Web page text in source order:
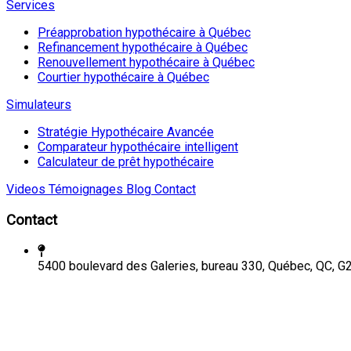
Services
Préapprobation hypothécaire à Québec
Refinancement hypothécaire à Québec
Renouvellement hypothécaire à Québec
Courtier hypothécaire à Québec
Simulateurs
Stratégie Hypothécaire Avancée
Comparateur hypothécaire intelligent
Calculateur de prêt hypothécaire
Videos Témoignages Blog Contact
Contact
5400 boulevard des Galeries, bureau 330, Québec, QC,